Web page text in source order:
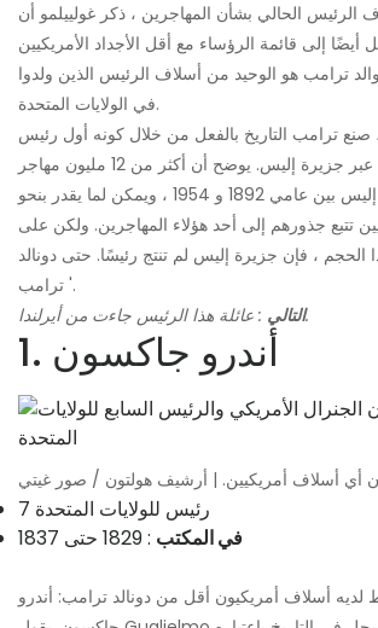
الحالي بشأن المهاجرين ، ذكر غولييلمو أن
إلى قائمة الرؤساء مع أقل الأجداد الأمريكيين
ترامب هو الوحيد من أسلاف الرئيس الذين ولدوا
في الولايات المتحدة.
صنع ترامب التاريخ بالفعل من خلال كونه أول رئيس
ينحدر من مهاجر جاء عبر جزيرة إليس. يوضح أن أكثر من 12 مليون مهاجر
مروا عبر جزيرة إليس بين عامي 1892 و 1954 ، ويمكن لما يقدر بنحو
تتبع جذورهم إلى أحد هؤلاء المهاجرين. ولكن على
، فإن جزيرة إليس لم تنتج رئيسًا. حتى دونالد
ترامب '.
التالي: عائلة هذا الرئيس جاءت من أيرلندا.
1. أندرو جاكسون
أي أسلاف أمريكيين. | أرشيف هولتون / صور غيتي
7 رئيس للولايات المتحدة
في المكتب : 1829 حتى 1837
أسلاف أمريكيون أقل من دونالد ترامب: أندرو